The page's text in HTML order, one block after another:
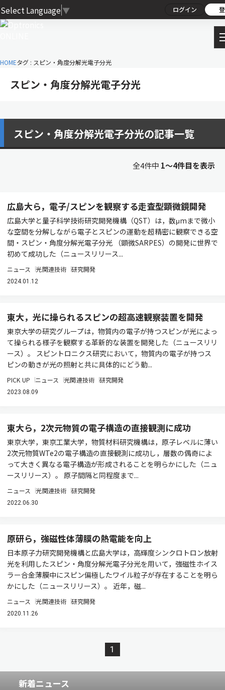
Select Language ▼ ログイン
HOMEタグ : スピン・角度分解光電子分光
スピン・角度分解光電子分光
スピン・角度分解光電子分光の記事一覧
全4件中 1〜4件目を表示
広島大ら，電子/スピンを観察する走査型顕微鏡開発
広島大学と量子科学技術研究開発機構（QST）は，数μmまで微小
な空間を分解しながら電子とスピンの運動を超精密に観察できる空
間・スピン・角度分解光電子分光 （顕微SARPES）の開発に世界で
初めて成功した（ニュースリリース...
ニュース 光関連技術 研究開発
2024.01.12
東大，光に操られるスピンの超高速観察装置を開発
東京大学の研究グループは，物質内の電子が持つスピンが光によっ
て操られる様子を観察する革新的な装置を開発した（ニュースリリ
ース）。 スピントロニクス研究において，物質内の電子が持つス
ピンの動きが光の照射と共に具体的にどう動...
PICK UP ニュース 光関連技術 研究開発
2023.08.09
東大ら，2次元物質の電子構造の直接観測に成功
東京大学，東京工業大学，物質材料研究機構は，原子レベルに薄い
2次元物質WTe2の電子構造の直接観測に成功し，層数の偶奇によ
って大きく異なる電子構造が形成されることを明らかにした（ニュ
ースリリース）。 原子間隔と同程度まで...
ニュース 光関連技術 研究開発
2022.06.30
原研ら，強磁性体薄膜の熱電能を向上
日本原子力研究開発機構と広島大学は，高輝度シンクロトロン放射
光を利用したスピン・角度分解光電子分光を用いて，強磁性ホイス
ラー合金薄膜中にスピン偏極したワイル粒子が存在することを明ら
かにした（ニュースリリース）。 近年，磁...
ニュース 光関連技術 研究開発
2020.11.26
1
新着ニュース